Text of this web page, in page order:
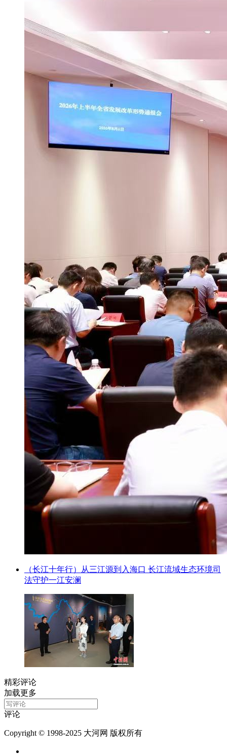
（长江十年行）从三江源到入海口 长江流域生态环境司
法守护一江安澜
精彩评论
加载更多
评论
Copyright © 1998-2025 大河网 版权所有